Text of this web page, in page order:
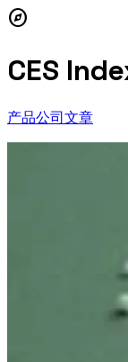
explore
CES
产品公司文章